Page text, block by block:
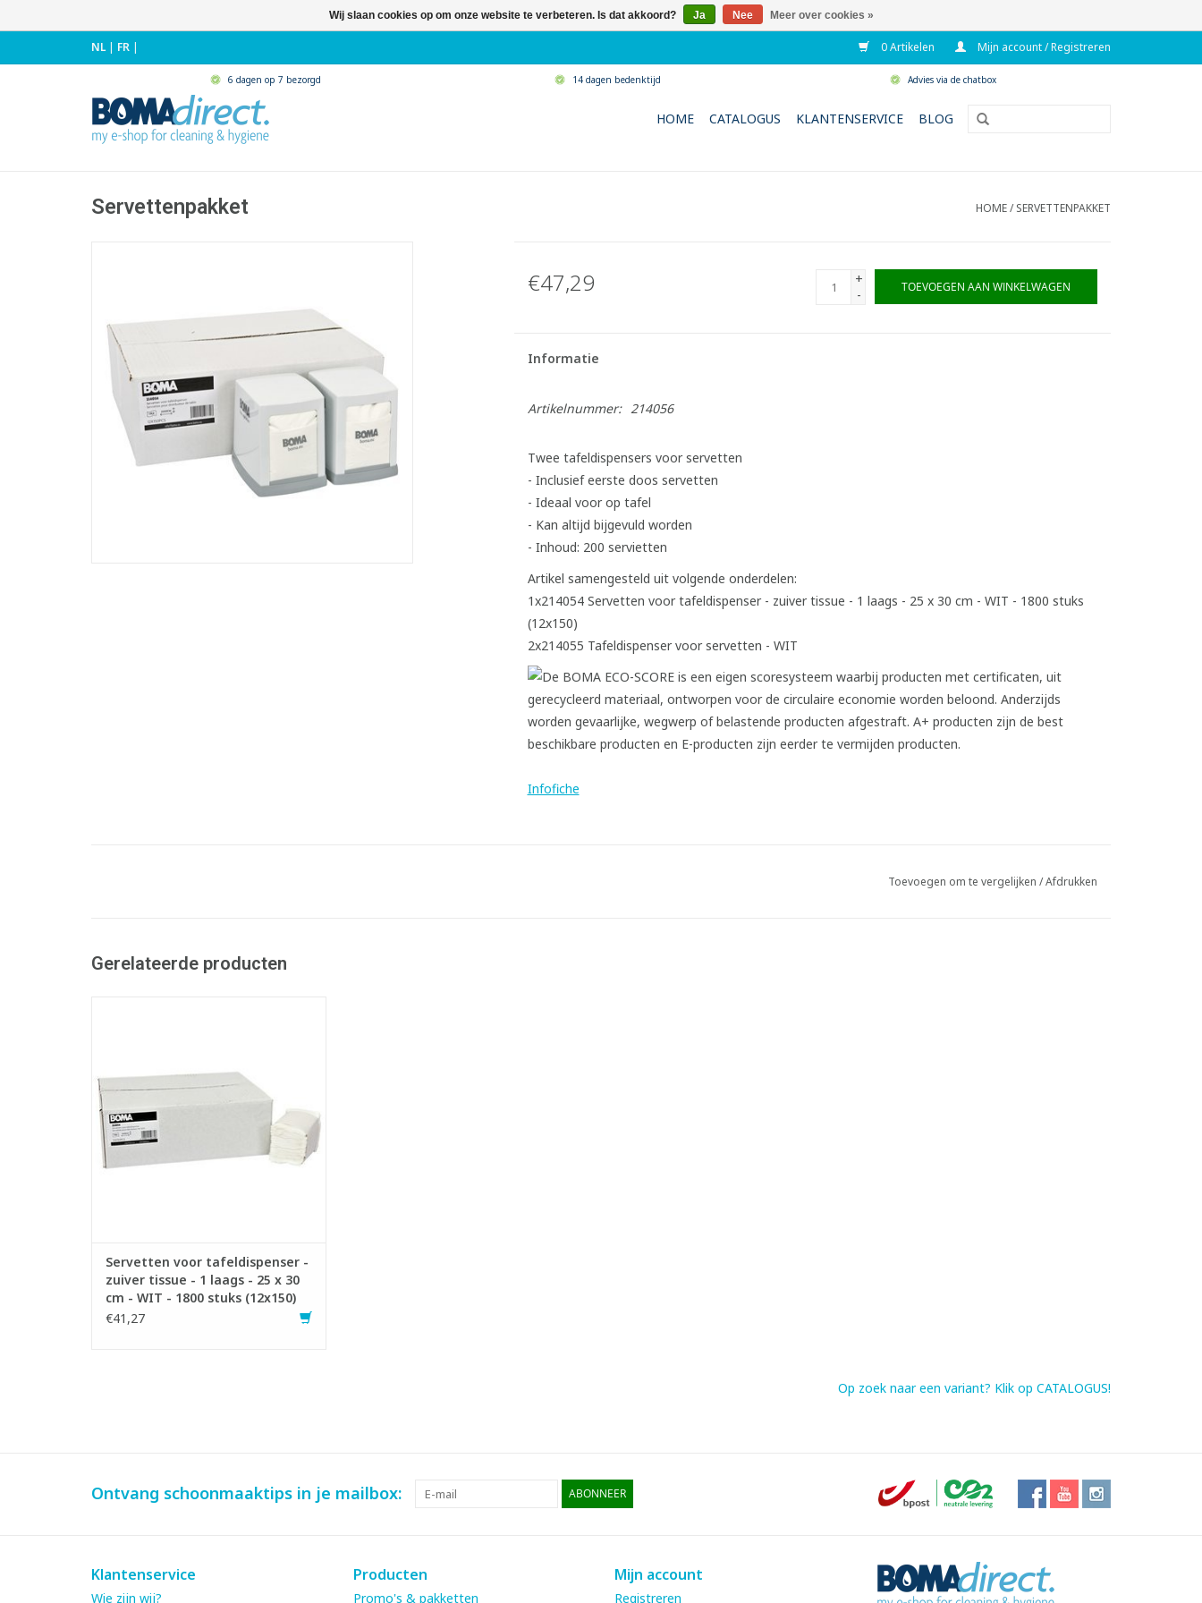
NL| FR | 0 Artikelen Mijn account / Registreren
6 dagen op 7 bezorgd 14 dagen bedenktijd Advies via de chatbox
HOME CATALOGUS KLANTENSERVICE BLOG
Servettenpakket HOME/SERVETTENPAKKET
€47,29
+
-
TOEVOEGEN AAN WINKELWAGEN
Informatie
Artikelnummer: 214056
Twee tafeldispensers voor servetten
- Inclusief eerste doos servetten
- Ideaal voor op tafel
- Kan altijd bijgevuld worden
- Inhoud: 200 servietten
Artikel samengesteld uit volgende onderdelen:
1x214054 Servetten voor tafeldispenser - zuiver tissue - 1 laags - 25 x 30 cm - WIT - 1800 stuks
(12x150)
2x214055 Tafeldispenser voor servetten - WIT
Infofiche
Toevoegen om te vergelijken /Afdrukken
Gerelateerde producten
TOEVOEGEN AAN WINKELWAGEN
Servetten voor tafeldispenser -
zuiver tissue - 1 laags - 25 x 30
cm - WIT - 1800 stuks (12x150)
€41,27
Op zoek naar een variant? Klik op CATALOGUS!
Ontvang schoonmaaktips in je mailbox: ABONNEER
Klantenservice
Wie zijn wij?
Producten
Promo's & pakketten
Mijn account
Registreren
Wij slaan cookies op om onze website te verbeteren. Is dat akkoord? Ja Nee Meer over cookies »